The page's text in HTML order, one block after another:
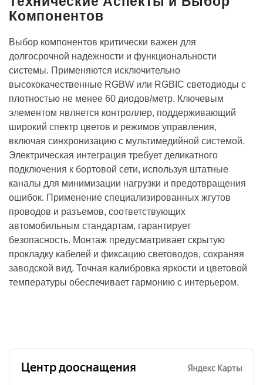
Компонентов
Выбор компонентов критически важен для
долгосрочной надежности и функциональности
системы. Применяются исключительно
высококачественные RGBW или RGBIC светодиоды с
плотностью не менее 60 диодов/метр. Ключевым
элементом является контроллер, поддерживающий
широкий спектр цветов и режимов управления,
включая синхронизацию с мультимедийной системой.
Электрическая интеграция требует деликатного
подключения к бортовой сети, используя штатные
каналы для минимизации нагрузки и предотвращения
ошибок. Применение специализированных жгутов
проводов и разъемов, соответствующих
автомобильным стандартам, гарантирует
безопасность. Монтаж предусматривает скрытую
прокладку кабелей и фиксацию световодов, сохраняя
заводской вид. Точная калибровка яркости и цветовой
температуры обеспечивает гармонию с интерьером.